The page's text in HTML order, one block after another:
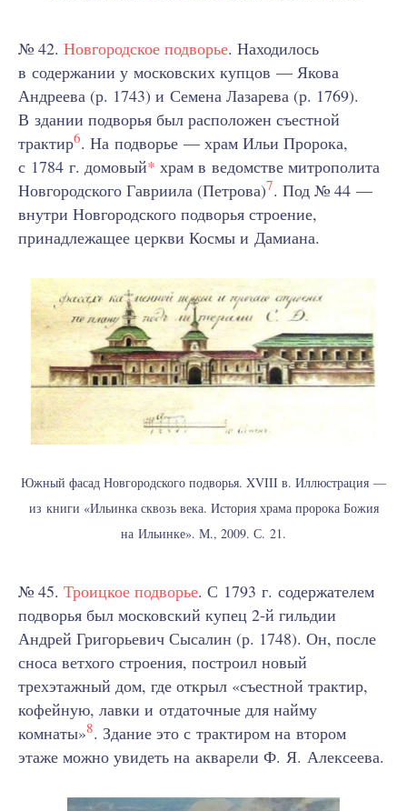
№ 42. Новгородское подворье. Находилось
в содержании у московских купцов — Якова
Андреева (р. 1743) и Семена Лазарева (р. 1769).
В здании подворья был расположен съестной
трактир6. На подворье — храм Ильи Пророка,
с 1784 г. домовый* храм в ведомстве митрополита
Новгородского Гавриила (Петрова)7. Под № 44 —
внутри Новгородского подворья строение,
принадлежащее церкви Космы и Дамиана.
Южный фасад Новгородского подворья. XVIII в. Иллюстрация —
из книги «Ильинка сквозь века. История храма пророка Божия
на Ильинке». М., 2009. С. 21.
№ 45. Троицкое подворье. С 1793 г. содержателем
подворья был московский купец 2-й гильдии
Андрей Григорьевич Сысалин (р. 1748). Он, после
сноса ветхого строения, построил новый
трехэтажный дом, где открыл «съестной трактир,
кофейную, лавки и отдаточные для найму
комнаты»8. Здание это с трактиром на втором
этаже можно увидеть на акварели Ф. Я. Алексеева.